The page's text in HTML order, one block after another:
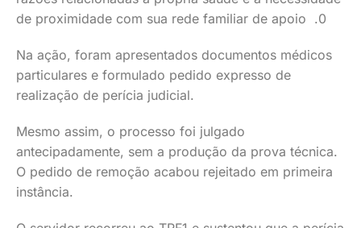
de proximidade com sua rede familiar de apoio .0
Na ação, foram apresentados documentos médicos
particulares e formulado pedido expresso de
realização de perícia judicial.
Mesmo assim, o processo foi julgado
antecipadamente, sem a produção da prova técnica.
O pedido de remoção acabou rejeitado em primeira
instância.